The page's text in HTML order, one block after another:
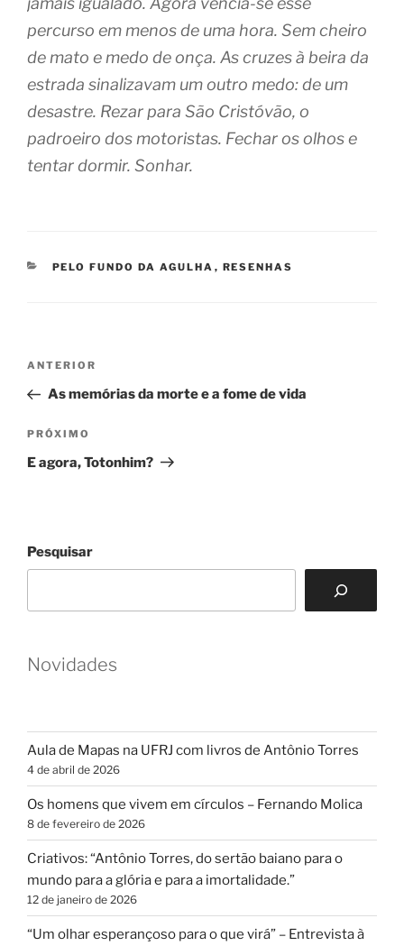
percurso em menos de uma hora. Sem cheiro
de mato e medo de onça. As cruzes à beira da
estrada sinalizavam um outro medo: de um
desastre. Rezar para São Cristóvão, o
padroeiro dos motoristas. Fechar os olhos e
tentar dormir. Sonhar.
CATEGORIAS
PELO FUNDO DA AGULHA , RESENHAS
Navegação
Post
Post
anterior
ANTERIOR
As memórias da morte e a fome de vida
Próximo
post
PRÓXIMO
E agora, Totonhim?
Pesquisar
Novidades
Aula de Mapas na UFRJ com livros de Antônio Torres
4 de abril de 2026
Os homens que vivem em círculos – Fernando Molica
8 de fevereiro de 2026
Criativos: “Antônio Torres, do sertão baiano para o
mundo para a glória e para a imortalidade.”
12 de janeiro de 2026
“Um olhar esperançoso para o que virá” – Entrevista à